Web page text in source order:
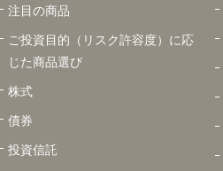
注目の商品
ご投資目的（リスク許容度）に応
じた商品選び
株式
債券
投資信託